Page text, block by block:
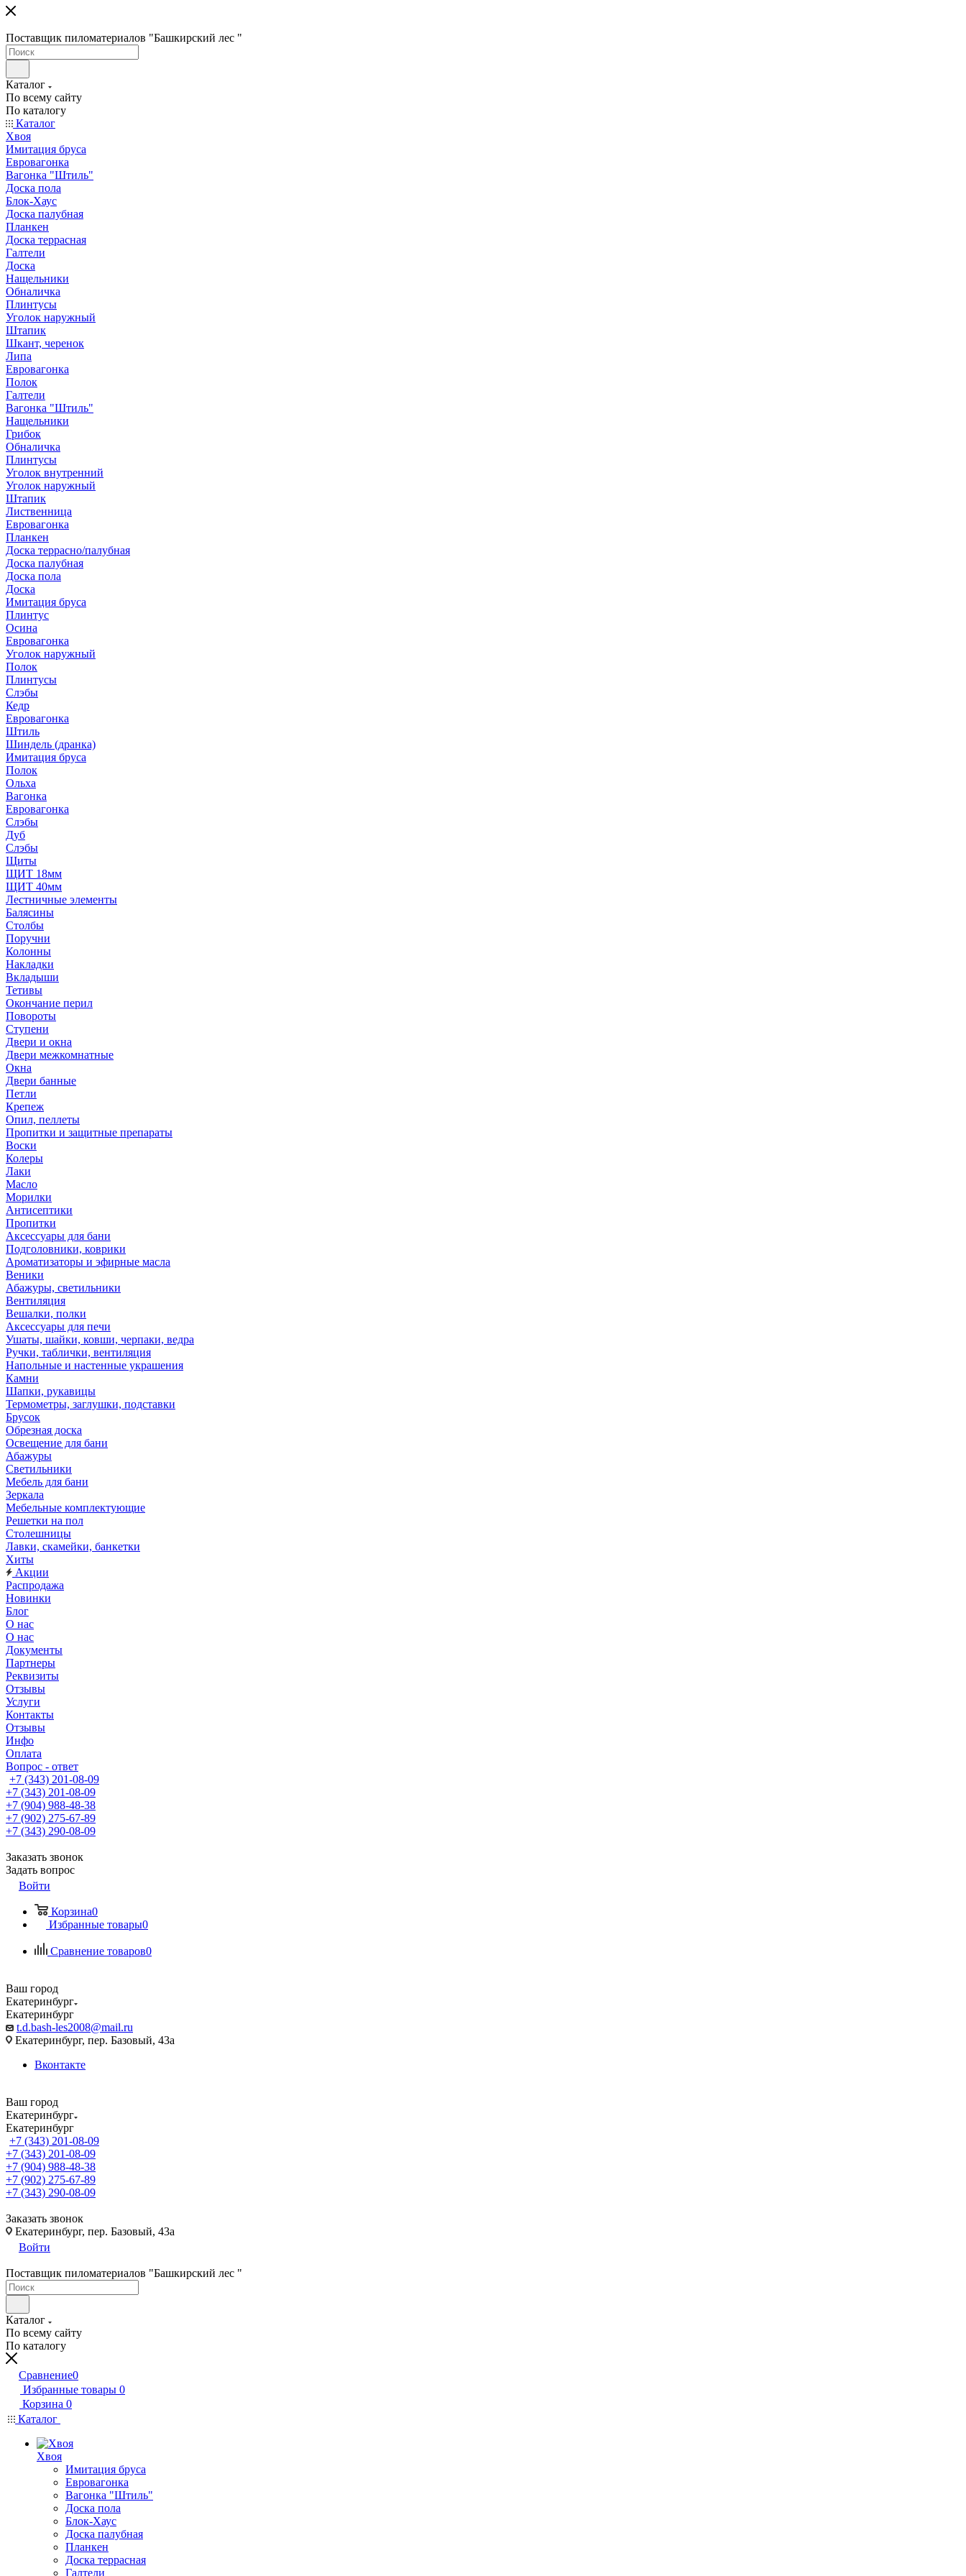
Поставщик пиломатериалов "Башкирский лес "
Каталог
По всему сайту
По каталогу
Каталог
Хвоя
Имитация бруса
Евровагонка
Вагонка "Штиль"
Доска пола
Блок-Хаус
Доска палубная
Планкен
Доска террасная
Галтели
Доска
Нащельники
Обналичка
Плинтусы
Уголок наружный
Штапик
Шкант, черенок
Липа
Евровагонка
Полок
Галтели
Вагонка "Штиль"
Нащельники
Грибок
Обналичка
Плинтусы
Уголок внутренний
Уголок наружный
Штапик
Лиственница
Евровагонка
Планкен
Доска террасно/палубная
Доска палубная
Доска пола
Доска
Имитация бруса
Плинтус
Осина
Евровагонка
Уголок наружный
Полок
Плинтусы
Слэбы
Кедр
Евровагонка
Штиль
Шиндель (дранка)
Имитация бруса
Полок
Ольха
Вагонка
Евровагонка
Слэбы
Дуб
Слэбы
Щиты
ЩИТ 18мм
ЩИТ 40мм
Лестничные элементы
Балясины
Столбы
Поручни
Колонны
Накладки
Вкладыши
Тетивы
Окончание перил
Повороты
Ступени
Двери и окна
Двери межкомнатные
Окна
Двери банные
Петли
Крепеж
Опил, пеллеты
Пропитки и защитные препараты
Воски
Колеры
Лаки
Масло
Морилки
Антисептики
Пропитки
Аксессуары для бани
Подголовники, коврики
Ароматизаторы и эфирные масла
Веники
Абажуры, светильники
Вентиляция
Вешалки, полки
Аксессуары для печи
Ушаты, шайки, ковши, черпаки, ведра
Ручки, таблички, вентиляция
Напольные и настенные украшения
Камни
Шапки, рукавицы
Термометры, заглушки, подставки
Брусок
Обрезная доска
Освещение для бани
Абажуры
Светильники
Мебель для бани
Зеркала
Мебельные комплектующие
Решетки на пол
Столешницы
Лавки, скамейки, банкетки
Хиты
Акции
Распродажа
Новинки
Блог
О нас
О нас
Документы
Партнеры
Реквизиты
Отзывы
Услуги
Контакты
Отзывы
Инфо
Оплата
Вопрос - ответ
+7 (343) 201-08-09
+7 (343) 201-08-09
+7 (904) 988-48-38
+7 (902) 275-67-89
+7 (343) 290-08-09
Заказать звонок
Задать вопрос
Войти
Корзина0
Избранные товары0
Сравнение товаров0
Ваш город
Екатеринбург
Екатеринбург
t.d.bash-les2008@mail.ru
Екатеринбург, пер. Базовый, 43а
Вконтакте
Ваш город
Екатеринбург
Екатеринбург
+7 (343) 201-08-09
+7 (343) 201-08-09
+7 (904) 988-48-38
+7 (902) 275-67-89
+7 (343) 290-08-09
Заказать звонок
Екатеринбург, пер. Базовый, 43а
Войти
Поставщик пиломатериалов "Башкирский лес "
Каталог
По всему сайту
По каталогу
Сравнение0
Избранные товары 0
Корзина 0
Каталог
Хвоя
Имитация бруса
Евровагонка
Вагонка "Штиль"
Доска пола
Блок-Хаус
Доска палубная
Планкен
Доска террасная
Галтели